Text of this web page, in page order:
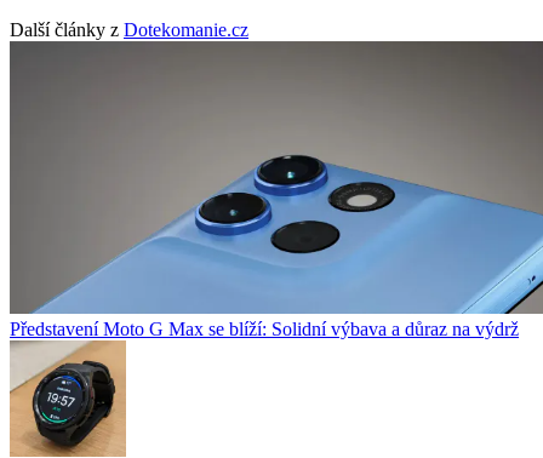
Další články z Dotekomanie.cz
Představení Moto G Max se blíží: Solidní výbava a důraz na výdrž